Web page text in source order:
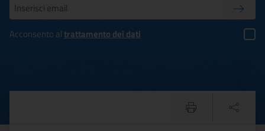
Acconsento altrattamento dei dati
Interrogazioni a